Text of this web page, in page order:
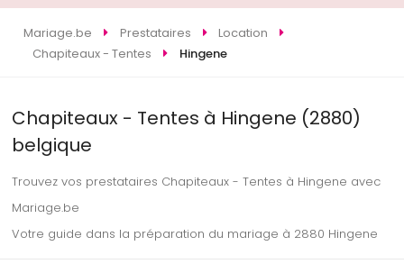
Mariage.be Prestataires
Location
Chapiteaux - Tentes
Hingene
Chapiteaux - Tentes à Hingene (2880)
belgique
Trouvez vos prestataires Chapiteaux - Tentes à Hingene avec
Mariage.be
Votre guide dans la préparation du mariage à 2880 Hingene